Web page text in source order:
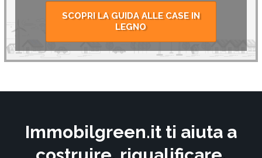
SCOPRI LA GUIDA ALLE CASE IN
LEGNO
Immobilgreen.it ti aiuta a